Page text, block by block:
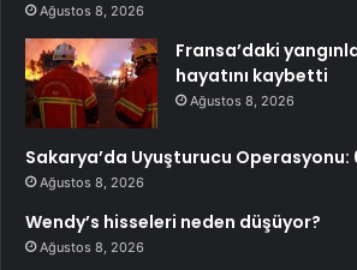
Ağustos 8, 2026
Fransa’daki
hayatını kaybetti
Ağustos 8, 2026
Sakarya’da Uyuşturucu Operasyonu:
Ağustos 8, 2026
Wendy’s hisseleri neden düşüyor?
Ağustos 8, 2026